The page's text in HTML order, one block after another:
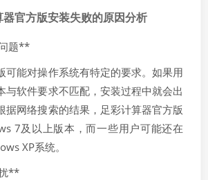
官方版安装失败的原因分析
题**
可能对操作系统有特定的要求。如果用
与软件要求不匹配，安装过程中就会出
据网络搜索的结果，足彩计算器官方版
7及以上版本，而一些用户可能还在
XP系统。
**